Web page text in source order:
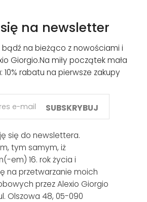
na newsletter
bądź na bieżąco z nowościami i
Giorgio.Na miły początek mała
10% rabatu na pierwsze zakupy
SUBSKRYBUJ
się do newslettera.
tym samym, iż
em) 16. rok życia i
na przetwarzanie moich
przez Alexio Giorgio
Olszowa 48, 05-090